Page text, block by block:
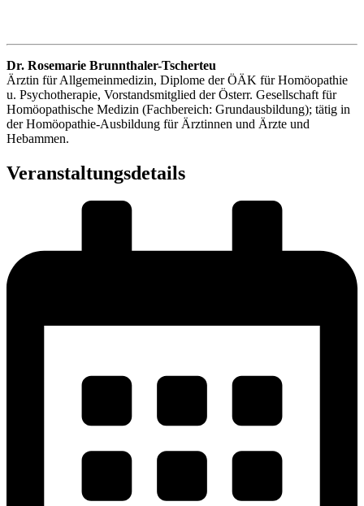
Dr. Rosemarie Brunnthaler-Tscherteu
Ärztin für Allgemeinmedizin, Diplome der ÖÄK für Homöopathie
u. Psychotherapie, Vorstandsmitglied der Österr. Gesellschaft für
Homöopathische Medizin (Fachbereich: Grundausbildung); tätig in
der Homöopathie-Ausbildung für Ärztinnen und Ärzte und
Hebammen.
Veranstaltungsdetails